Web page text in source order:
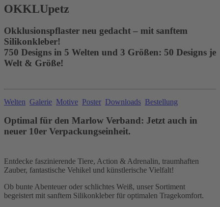
OKKLUpetz
Okklusionspflaster neu gedacht – mit sanftem
Silikonkleber!
750 Designs in 5 Welten und 3 Größen: 50 Designs je
Welt & Größe!
Welten Galerie Motive Poster Downloads Bestellung
Optimal für den Marlow Verband: Jetzt auch in
neuer 10er Verpackungseinheit.
Entdecke faszinierende Tiere, Action & Adrenalin, traumhaften
Zauber, fantastische Vehikel und künstlerische Vielfalt!
Ob bunte Abenteuer oder schlichtes Weiß, unser Sortiment
begeistert mit sanftem Silikonkleber für optimalen Tragekomfort.